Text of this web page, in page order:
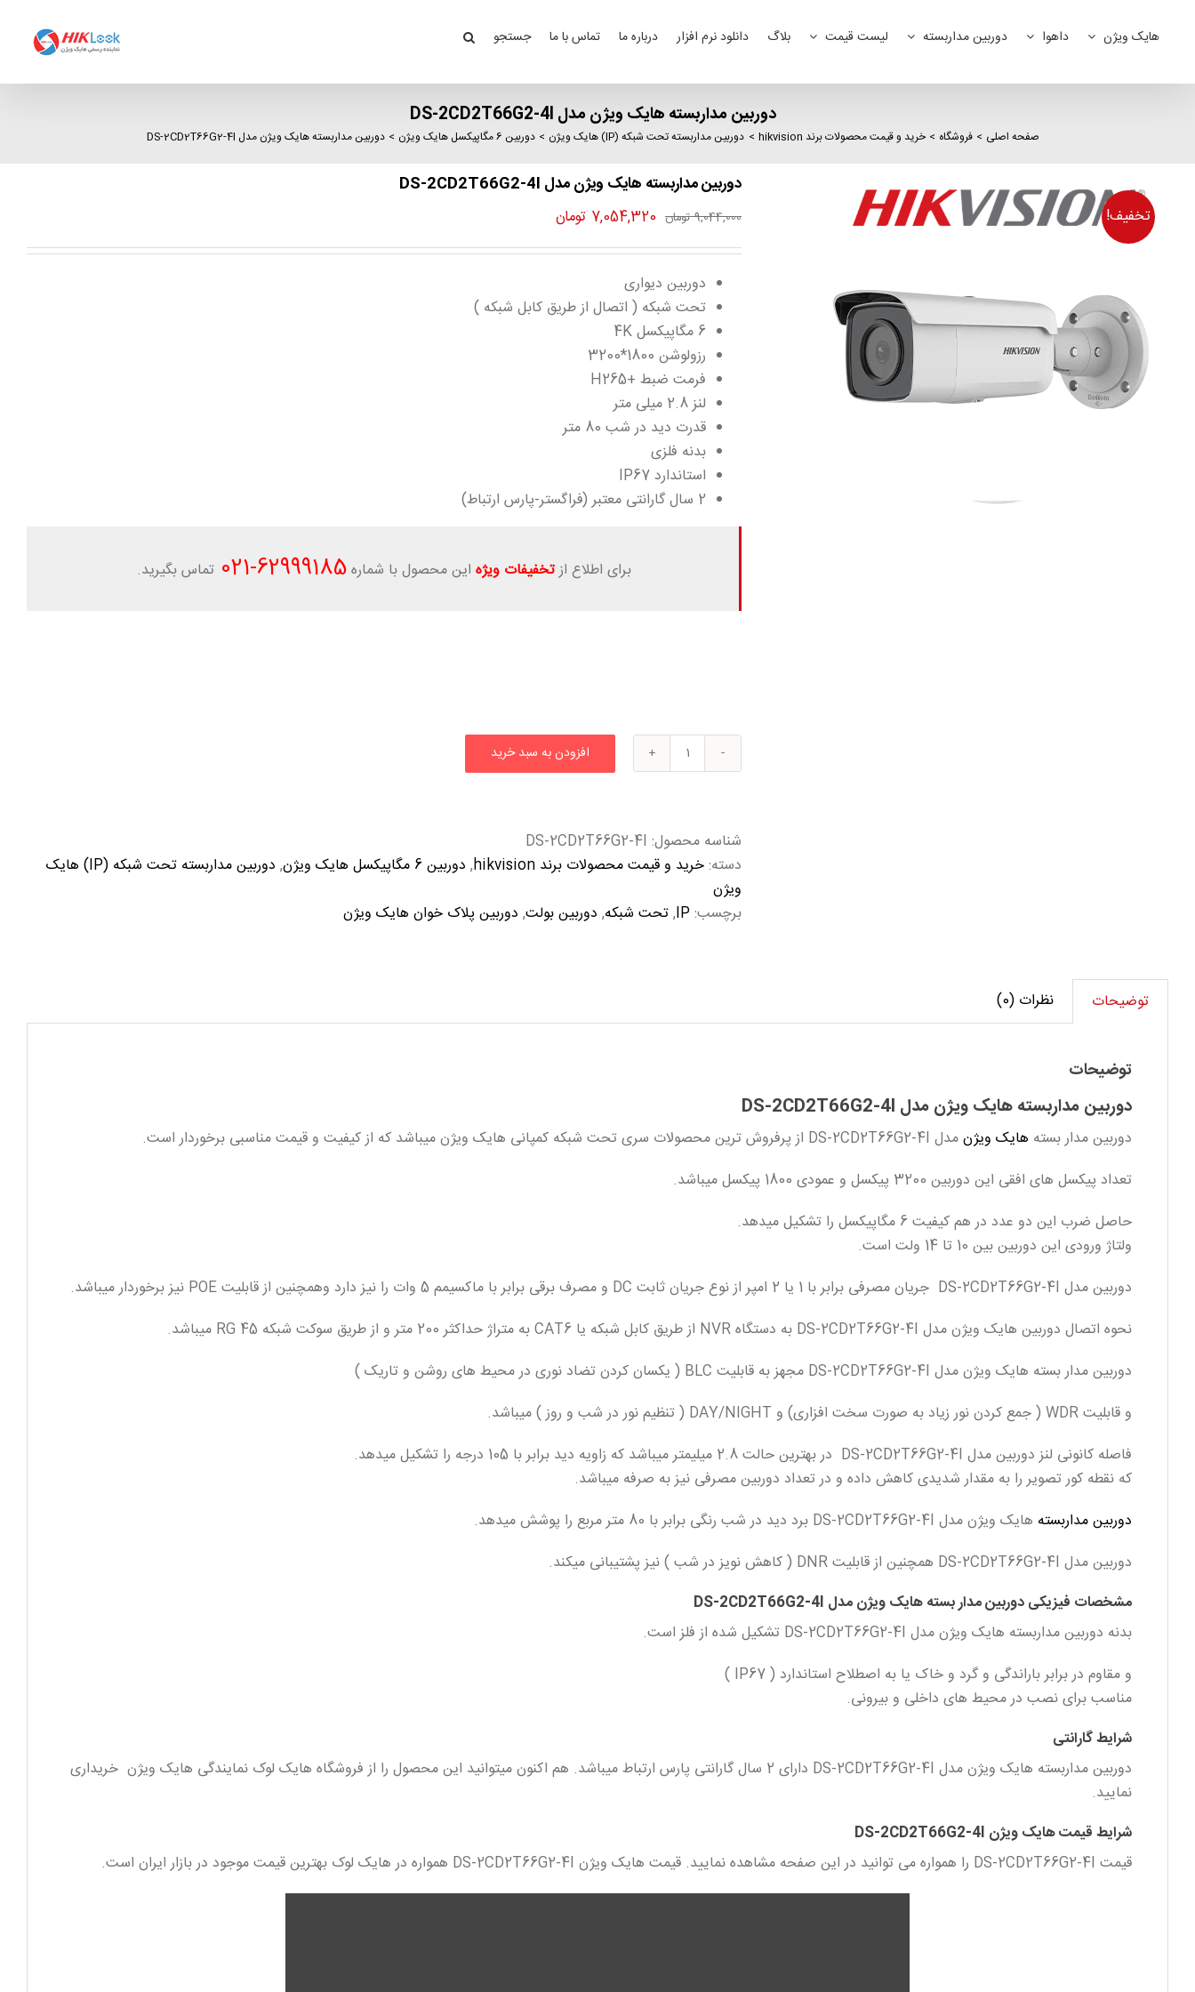
هایک ویژن داهوا دوربین مداربسته لیست قیمت بلاگ دانلود نرم افزار درباره ما تماس با ما جستجو
دوربین مداربسته هایک ویژن مدل DS-2CD2T66G2-4I
صفحه اصلی فروشگاه خرید و قیمت محصولات برند hikvision دوربین مداربسته تحت شبکه (IP) هایک ویژن دوربین 6 مگاپیکسل هایک ویژن دوربین مداربسته هایک ویژن مدل DS-2CD2T66G2-4I
تخفیف!
دوربین مداربسته هایک ویژن مدل DS-2CD2T66G2-4I
9,044,000تومان قیمت
بود.
7,054,320 تومانقیمت
دوربین دیواری
تحت شبکه ( اتصال از طریق کابل شبکه )
6 مگاپیکسل 4K
رزولوشن 1800*3200
فرمت ضبط +H265
لنز 2.8 میلی متر
قدرت دید در شب 80 متر
بدنه فلزی
استاندارد IP67
2 سال گارانتی معتبر (فراگستر-پارس ارتباط)
برای اطلاع ازتخفیفات ویژه این محصول با شماره62999185
-021 تماس بگیرید.
افزودن به سبد خرید
شناسه محصول: DS-2CD2T66G2-4I
دسته:خرید و قیمت محصولات برند hikvision , دوربین 6 مگاپیکسل هایک ویژن ,
دوربین مداربسته تحت شبکه (IP) هایک
ویژن
برچسب:IP
,تحت شبکه, دوربین بولت, دوربین پلاک خوان هایک ویژن
توضیحات نظرات (0)
توضیحات
دوربین مداربسته هایک ویژن مدل DS-2CD2T66G2-4I
دوربین مدار بسته هایک ویژنمدل DS-2CD2T66G2-4I از پرفروش ترین محصولات سری تحت شبکه کمپانی هایک ویژن میباشد که از کیفیت و قیمت مناسبی برخوردار است.
تعداد پیکسل های افقی این دوربین 3200 پیکسل و عمودی 1800 پیکسل میباشد.
حاصل ضرب این دو عدد در هم کیفیت 6 مگاپیکسل را تشکیل میدهد.
ولتاژ ورودی این دوربین بین 10 تا 14 ولت است.
دوربین مدل DS-2CD2T66G2-4I جریان مصرفی برابر با 1 یا 2 امپر از نوع جریان ثابت DC و مصرف برقی برابر با ماکسیمم 5 وات را نیز دارد وهمچنین از قابلیت POE نیز برخوردار میباشد.
نحوه اتصال دوربین هایک ویژن مدل DS-2CD2T66G2-4I به دستگاه NVR از طریق کابل شبکه یا CAT6 به متراژ حداکثر 200 متر و از طریق سوکت شبکه RG 45 میباشد.
دوربین مدار بسته هایک ویژن مدل DS-2CD2T66G2-4I مجهز به قابلیت BLC ( یکسان کردن تضاد نوری در محیط های روشن و تاریک )
و قابلیت WDR ( جمع کردن نور زیاد به صورت سخت افزاری) و DAY/NIGHT ( تنظیم نور در شب و روز ) میباشد.
فاصله کانونی لنز دوربین مدل DS-2CD2T66G2-4I در بهترین حالت 2.8 میلیمتر میباشد که زاویه دید برابر با 105 درجه را تشکیل میدهد.
که نقطه کور تصویر را به مقدار شدیدی کاهش داده و در تعداد دوربین مصرفی نیز به صرفه میباشد.
دوربین مداربسته هایک ویژن مدل DS-2CD2T66G2-4I برد دید در شب رنگی برابر با 80 متر مربع را پوشش میدهد.
دوربین مدل DS-2CD2T66G2-4I همچنین از قابلیت DNR ( کاهش نویز در شب ) نیز پشتیبانی میکند.
مشخصات فیزیکی دوربین مدار بسته هایک ویژن مدل DS-2CD2T66G2-4I
بدنه دوربین مداربسته هایک ویژن مدل DS-2CD2T66G2-4I تشکیل شده از فلز است.
و مقاوم در برابر باراندگی و گرد و خاک یا به اصطلاح استاندارد ( IP67 )
مناسب برای نصب در محیط های داخلی و بیرونی.
شرایط گارانتی
دوربین مداربسته هایک ویژن مدل DS-2CD2T66G2-4I دارای 2 سال گارانتی پارس ارتباط میباشد. هم اکنون میتوانید این محصول را از فروشگاه هایک لوک نمایندگی هایک ویژن خریداری
نمایید.
شرایط قیمت هایک ویژن DS-2CD2T66G2-4I
قیمت DS-2CD2T66G2-4I را همواره می توانید در این صفحه مشاهده نمایید. قیمت هایک ویژن DS-2CD2T66G2-4I همواره در هایک لوک بهترین قیمت موجود در بازار ایران است.